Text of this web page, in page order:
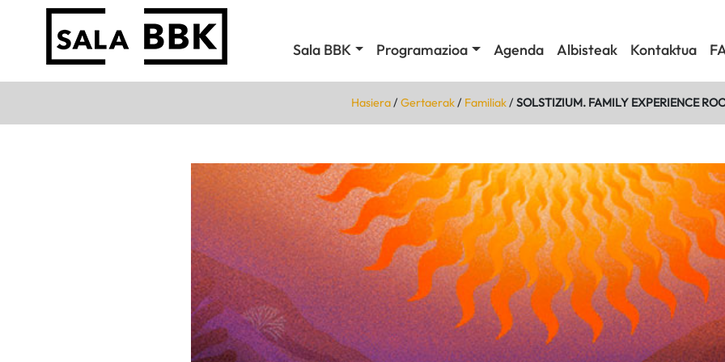
Sala BBK Programazioa Agenda Albisteak Kontaktua
Hasiera/Gertaerak/ Familiak/SOLSTIZIUM. FAMILY EXPERIENCE